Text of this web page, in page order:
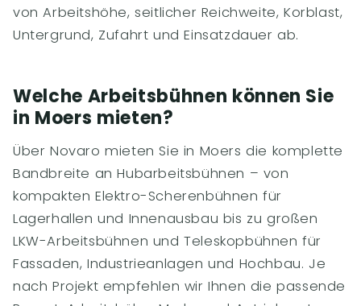
von Arbeitshöhe, seitlicher Reichweite, Korblast,
Untergrund, Zufahrt und Einsatzdauer ab.
Welche Arbeitsbühnen können Sie
in Moers mieten?
Über Novaro mieten Sie in Moers die komplette
Bandbreite an Hubarbeitsbühnen – von
kompakten Elektro-Scherenbühnen für
Lagerhallen und Innenausbau bis zu großen
LKW-Arbeitsbühnen und Teleskopbühnen für
Fassaden, Industrieanlagen und Hochbau. Je
nach Projekt empfehlen wir Ihnen die passende